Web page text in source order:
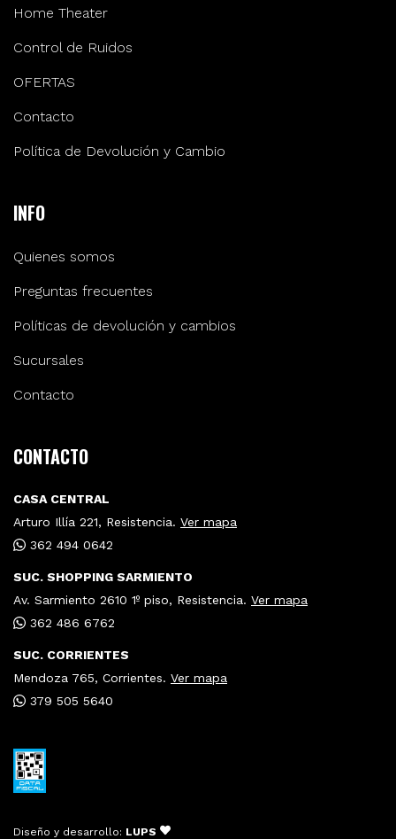
Home Theater
Control de Ruidos
OFERTAS
Contacto
Política de Devolución y Cambio
INFO
Quienes somos
Preguntas frecuentes
Políticas de devolución y cambios
Sucursales
Contacto
CONTACTO
CASA CENTRAL
Arturo Illía 221, Resistencia. Ver mapa
362 494 0642
SUC. SHOPPING SARMIENTO
Av. Sarmiento 2610 1º piso, Resistencia. Ver mapa
362 486 6762
SUC. CORRIENTES
Mendoza 765, Corrientes. Ver mapa
379 505 5640
Diseño y desarrollo: LUPS